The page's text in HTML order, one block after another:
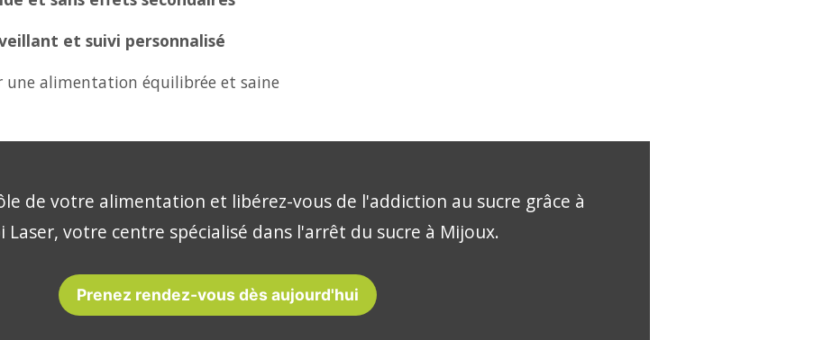
et suivi personnalisé
une alimentation équilibrée et saine
de votre alimentation et libérez-vous de l'addiction au sucre grâce à
Laser, votre centre spécialisé dans l'arrêt du sucre à Mijoux.
Prenez rendez-vous dès aujourd'hui